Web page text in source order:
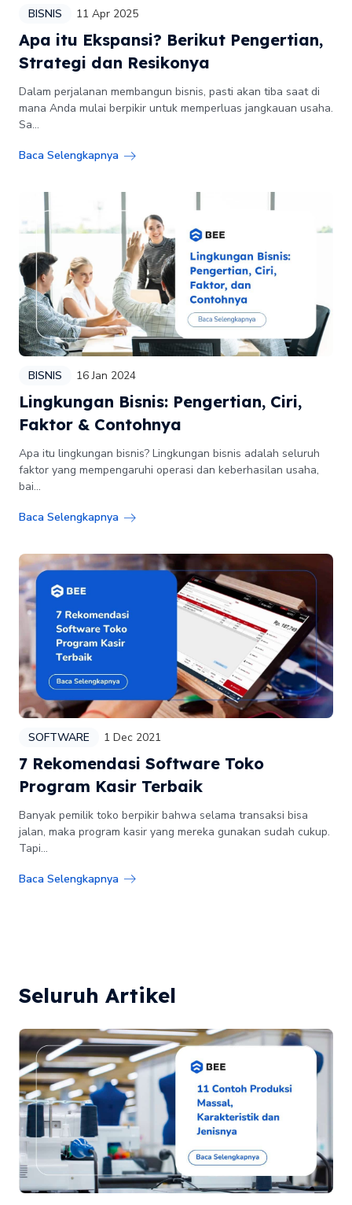
BISNIS 11 Apr 2025
Apa itu Ekspansi? Berikut Pengertian,
Strategi dan Resikonya
Dalam perjalanan membangun bisnis, pasti akan tiba saat di
mana Anda mulai berpikir untuk memperluas jangkauan usaha.
Sa...
Baca Selengkapnya
BISNIS 16 Jan 2024
Lingkungan Bisnis: Pengertian, Ciri,
Faktor & Contohnya
Apa itu lingkungan bisnis? Lingkungan bisnis adalah seluruh
faktor yang mempengaruhi operasi dan keberhasilan usaha,
bai...
Baca Selengkapnya
SOFTWARE 1 Dec 2021
7 Rekomendasi Software Toko
Program Kasir Terbaik
Banyak pemilik toko berpikir bahwa selama transaksi bisa
jalan, maka program kasir yang mereka gunakan sudah cukup.
Tapi...
Baca Selengkapnya
Seluruh Artikel